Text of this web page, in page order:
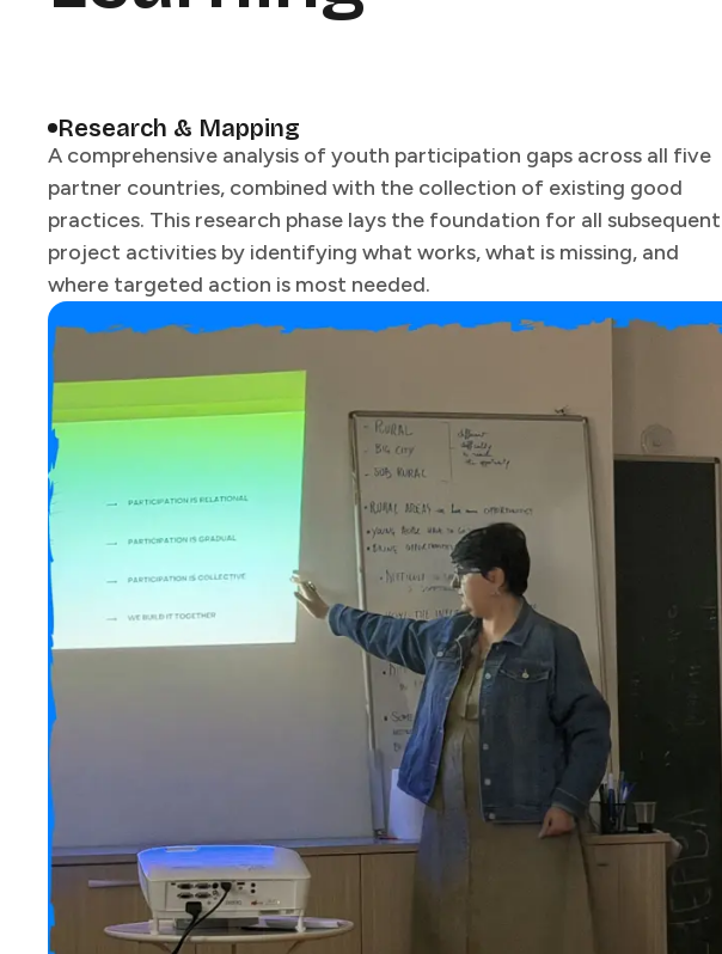
Research & Mapping​​​​‌ ‍ ​‍​‍‌‍ ‌ ​‍‌‍‍‌‌‍‌ ‌‍‍‌‌‍ ‍​‍​‍​ ‍‍​‍​‍‌ ​ ‌‍​‌‌‍ ‍‌‍‍‌‌ ‌​‌ ‍‌​‍ ‍‌‍‍‌‌‍ ​‍​‍​‍ ​​‍​‍‌‍‍​‌ ​‍‌‍‌‌‌‍‌‍​‍​‍​ ‍‍​‍​‍​‍ ‌ ​ ‌ ‌​‌ ‌‌‌‍‌​‌‍‍‌‌‍ ​‍ ‌‍‍‌‌‍ ‍‌ ‌​‌‍‌‌‌‍ ‍‌ ‌​​‍ ‌‍‌‌‌‍‌​‌‍‍‌‌ ‌​​‍ ‌‍ ‌‌‍ ‌‍‌​‌‍‌‌​ ‌‌ ​​‌ ​‍‌‍‌‌‌ ​ ‌‍‌‌‌‍ ‍‌ ‌​‌‍​‌‌ ‌​‌‍‍‌‌‍ ‌‍ ‍​ ‍ ‌‍‍‌‌‍‌​​ ‌​ ​‍​ ​ ​ ‍‌‌‍​‌‌‍‌‍​ ​ ​ ‍‌‌‍‌​​‍ ‌​ ​‌‌‍​ ​ ‌‌‌‍​‌​‍ ‌​ ‌​​ ​​‌‍​‌‌‍​‍​‍ ‌​ ‍​​ ‌​​ ​‍​ ‌ ​‍ ‌​ ​​​ ​‌​ ‌​​ ‌‍​ ​‌​ ​‌​ ​ ​ ​‍‌‍​‍​ ‍‌​ ‌‌‌‍​‍​ ‍ ‌ ‌​‌ ‍‌‌ ​​‌‍‌‌​ ‌‌ ​​‌ ​‍‌‍ ‌‍‍‍‌‍‌‌‌‍​ ‌ ‌​​ ‍ ‌ ​​‌‍​‌‌ ‌​‌‍‍​​ ‌‌‍‍ ‌‍‌‌‌ ‍‌‌​​‌‌‍​ ‌ ‌​‌‍‍‌‌ ‌‍‌‍‍‌‌ ‌​‌‍‍‌‌‍‌‌‌ ​ ​‍‌‌​ ‌‌‌​​‍‌‌ ‌‍‍ ‌‍‌‌‌ ‍‌​‍‌‌​ ​ ‌​‌​​‍‌‌​ ​ ‌​‌​​‍‌‌​ ​‍​ ​‍‌‍‌‌​ ​‌​ ‌​​ ‌‍​ ‌‍​ ‌​​ ‌‍​ ‌ ​ ‍‌​ ‍‌‌‍​‌‌‍​‌​‍‌‌​ ​‍​ ​‍​‍‌‌​ ‌‌‌​‌​​‍ ‍‌ ‌​‌‍‍‌‌ ‌​‌‍ ​‌‍‌‌​ ‌‍​‍‌‍​‌‌ ​ ‌‍‌‌‌‌‌‌‌ ​‍‌‍ ​​ ‌​‍‌‌​ ​‍‌​‌‍‌ ​ ‌ ‌​‌ ‌‌‌‍‌​‌‍‍‌‌‍ ​‍‌‍‌‍‍‌‌‍‌​​ ‌​ ​‍​ ​ ​ ‍‌‌‍​‌‌‍‌‍​ ​ ​ ‍‌‌‍‌​​‍ ‌​ ​‌‌‍​ ​ ‌‌‌‍​‌​‍ ‌​ ‌​​ ​​‌‍​‌‌‍​‍​‍ ‌​ ‍​​ ‌​​ ​‍​ ‌ ​‍ ‌​ ​​​ ​‌​ ‌​​ ‌‍​ ​‌​ ​‌​ ​ ​ ​‍‌‍​‍​ ‍‌​ ‌‌‌‍​‍​‍‌‍‌ ‌​‌ ‍‌‌ ​​‌‍‌‌​ ‌‌ ​​‌ ​‍‌‍ ‌‍‍‍‌‍‌‌‌‍​ ‌ ‌​​‍‌‍‌ ​​‌‍​‌‌ ‌​‌‍‍​​ ‌‌‍‍ ‌‍‌‌‌ ‍‌‌​​‌‌‍​ ‌ ‌​‌‍‍‌‌ ‌‍‌‍‍‌‌ ‌​‌‍‍‌‌‍‌‌‌ ​ ​‍‌‌​ ‌‌‌​​‍‌‌ ‌‍‍ ‌‍‌‌‌ ‍‌​‍‌‌​ ​ ‌​‌​​‍‌‌​ ​ ‌​‌​​‍‌‌​ ​‍​ ​‍‌‍‌‌​ ​‌​ ‌​​ ‌‍​ ‌‍​ ‌​​ ‌‍​ ‌ ​ ‍‌​ ‍‌‌‍​‌‌‍​‌​‍‌‌​ ​‍​ ​‍​‍‌‌​ ‌‌‌​‌​​‍ ‍‌ ‌​‌‍‍‌‌ ‌​‌‍ ​‌‍‌‌​‍‌‍‌ ​​‌‍‌‌‌ ​‍‌ ​ ‌ ​​‌‍‌‌‌‍​ ‌ ‌​‌‍‍‌‌ ‌‍‌‍‌‌​ ‌‌ ​​‌ ‌‌‌‍​‍‌‍ ​‌‍‍‌‌ ​ ‌‍‍​‌‍‌‌‌‍‌​​‍​‍‌ ‌
A comprehensive analysis of youth participation gaps across all five
partner countries, combined with the collection of existing good
practices. This research phase lays the foundation for all subsequent
project activities by identifying what works, what is missing, and
where targeted action is most needed.​​​​‌ ‍ ​‍​‍‌‍ ‌ ​‍‌‍‍‌‌‍‌ ‌‍‍‌‌‍ ‍​‍​‍​ ‍‍​‍​‍‌ ​ ‌‍​‌‌‍ ‍‌‍‍‌‌ ‌​‌ ‍‌​‍ ‍‌‍‍‌‌‍ ​‍​‍​‍ ​​‍​‍‌‍‍​‌ ​‍‌‍‌‌‌‍‌‍​‍​‍​ ‍‍​‍​‍​‍ ‌ ​ ‌ ‌​‌ ‌‌‌‍‌​‌‍‍‌‌‍ ​‍ ‌‍‍‌‌‍ ‍‌ ‌​‌‍‌‌‌‍ ‍‌ ‌​​‍ ‌‍‌‌‌‍‌​‌‍‍‌‌ ‌​​‍ ‌‍ ‌‌‍ ‌‍‌​‌‍‌‌​ ‌‌ ​​‌ ​‍‌‍‌‌‌ ​ ‌‍‌‌‌‍ ‍‌ ‌​‌‍​‌‌ ‌​‌‍‍‌‌‍ ‌‍ ‍​ ‍ ‌‍‍‌‌‍‌​​ ‌​ ​‍​ ​ ​ ‍‌‌‍​‌‌‍‌‍​ ​ ​ ‍‌‌‍‌​​‍ ‌​ ​‌‌‍​ ​ ‌‌‌‍​‌​‍ ‌​ ‌​​ ​​‌‍​‌‌‍​‍​‍ ‌​ ‍​​ ‌​​ ​‍​ ‌ ​‍ ‌​ ​​​ ​‌​ ‌​​ ‌‍​ ​‌​ ​‌​ ​ ​ ​‍‌‍​‍​ ‍‌​ ‌‌‌‍​‍​ ‍ ‌ ‌​‌ ‍‌‌ ​​‌‍‌‌​ ‌‌ ​​‌ ​‍‌‍ ‌‍‍‍‌‍‌‌‌‍​ ‌ ‌​​ ‍ ‌ ​​‌‍​‌‌ ‌​‌‍‍​​ ‌‌‍‍ ‌‍‌‌‌ ‍‌‌​​‌‌‍​ ‌ ‌​‌‍‍‌‌ ‌‍‌‍‍‌‌ ‌​‌‍‍‌‌‍‌‌‌ ​ ​‍‌‌​ ‌‌‌​​‍‌‌ ‌‍‍ ‌‍‌‌‌ ‍‌​‍‌‌​ ​ ‌​‌​​‍‌‌​ ​ ‌​‌​​‍‌‌​ ​‍​ ​‍‌‍‌‌​ ​‌​ ‌​​ ‌‍​ ‌‍​ ‌​​ ‌‍​ ‌ ​ ‍‌​ ‍‌‌‍​‌‌‍​‌​‍‌‌​ ​‍​ ​‍​‍‌‌​ ‌‌‌​‌​​‍ ‍‌‍‌​‌‍‌‌‌ ​ ‌‍​ ‌ ​‍‌‍‍‌‌ ​​‌ ‌​‌‍‍‌‌‍ ‌‍ ‍​ ‌‍​‍‌‍​‌‌ ​ ‌‍‌‌‌‌‌‌‌ ​‍‌‍ ​​ ‌​‍‌‌​ ​‍‌​‌‍‌ ​ ‌ ‌​‌ ‌‌‌‍‌​‌‍‍‌‌‍ ​‍‌‍‌‍‍‌‌‍‌​​ ‌​ ​‍​ ​ ​ ‍‌‌‍​‌‌‍‌‍​ ​ ​ ‍‌‌‍‌​​‍ ‌​ ​‌‌‍​ ​ ‌‌‌‍​‌​‍ ‌​ ‌​​ ​​‌‍​‌‌‍​‍​‍ ‌​ ‍​​ ‌​​ ​‍​ ‌ ​‍ ‌​ ​​​ ​‌​ ‌​​ ‌‍​ ​‌​ ​‌​ ​ ​ ​‍‌‍​‍​ ‍‌​ ‌‌‌‍​‍​‍‌‍‌ ‌​‌ ‍‌‌ ​​‌‍‌‌​ ‌‌ ​​‌ ​‍‌‍ ‌‍‍‍‌‍‌‌‌‍​ ‌ ‌​​‍‌‍‌ ​​‌‍​‌‌ ‌​‌‍‍​​ ‌‌‍‍ ‌‍‌‌‌ ‍‌‌​​‌‌‍​ ‌ ‌​‌‍‍‌‌ ‌‍‌‍‍‌‌ ‌​‌‍‍‌‌‍‌‌‌ ​ ​‍‌‌​ ‌‌‌​​‍‌‌ ‌‍‍ ‌‍‌‌‌ ‍‌​‍‌‌​ ​ ‌​‌​​‍‌‌​ ​ ‌​‌​​‍‌‌​ ​‍​ ​‍‌‍‌‌​ ​‌​ ‌​​ ‌‍​ ‌‍​ ‌​​ ‌‍​ ‌ ​ ‍‌​ ‍‌‌‍​‌‌‍​‌​‍‌‌​ ​‍​ ​‍​‍‌‌​ ‌‌‌​‌​​‍ ‍‌‍‌​‌‍‌‌‌ ​ ‌‍​ ‌ ​‍‌‍‍‌‌ ​​‌ ‌​‌‍‍‌‌‍ ‌‍ ‍​‍‌‍‌ ​​‌‍‌‌‌ ​‍‌ ​ ‌ ​​‌‍‌‌‌‍​ ‌ ‌​‌‍‍‌‌ ‌‍‌‍‌‌​ ‌‌ ​​‌ ‌‌‌‍​‍‌‍ ​‌‍‍‌‌ ​ ‌‍‍​‌‍‌‌‌‍‌​​‍​‍‌ ‌